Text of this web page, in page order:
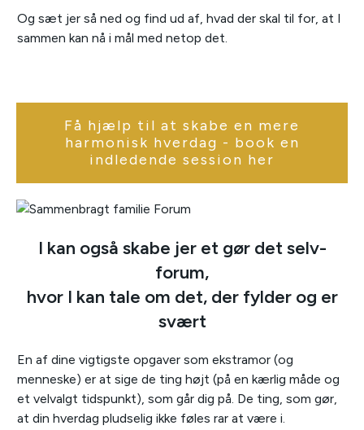
Og sæt jer så ned og find ud af, hvad der skal til for, at I
sammen kan nå i mål med netop det.
Få hjælp til at skabe en mere
harmonisk hverdag - book en
indledende session her
I kan også skabe jer et gør det selv-
forum,
hvor I kan tale om det, der fylder og er
svært
En af dine vigtigste opgaver som ekstramor (og
menneske) er at sige de ting højt (på en kærlig måde og
et velvalgt tidspunkt), som går dig på. De ting, som gør,
at din hverdag pludselig ikke føles rar at være i.